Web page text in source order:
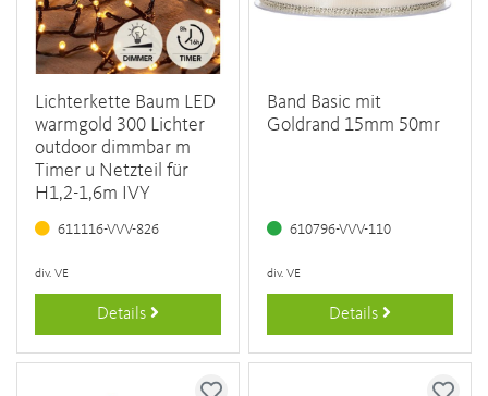
Lichterkette Baum LED
warmgold 300 Lichter
outdoor dimmbar m
Timer u Netzteil für
H1,2-1,6m IVY
611116-VVV-826
div. VE
Details
Band Basic mit
Goldrand 15mm 50mr
610796-VVV-110
div. VE
Details